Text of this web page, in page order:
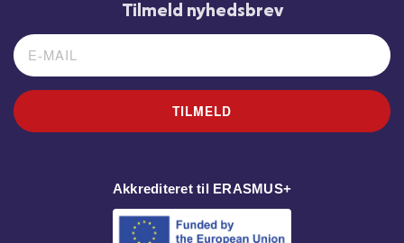
Tilmeld nyhedsbrev
TILMELD
Akkrediteret til ERASMUS+